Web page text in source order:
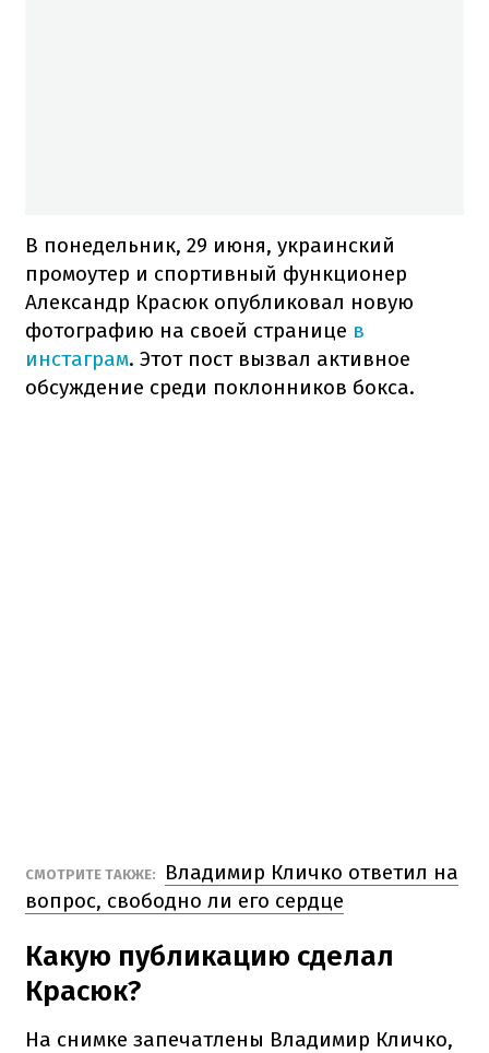
В понедельник, 29 июня, украинский
промоутер и спортивный функционер
Александр Красюк опубликовал новую
фотографию на своей странице в
инстаграм. Этот пост вызвал активное
обсуждение среди поклонников бокса.
СМОТРИТЕ ТАКЖЕ:
Владимир Кличко ответил на
вопрос, свободно ли его сердце
Какую публикацию сделал
Красюк?
На снимке запечатлены Владимир Кличко,